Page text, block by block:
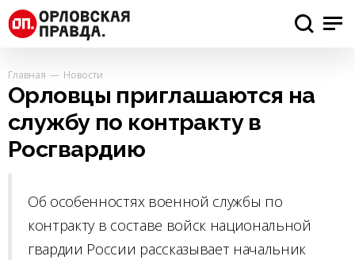
Главная Новости
Орловцы приглашаются на
службу по контракту в
Росгвардию
Об особенностях военной службы по
контракту в составе войск национальной
гвардии России рассказывает начальник